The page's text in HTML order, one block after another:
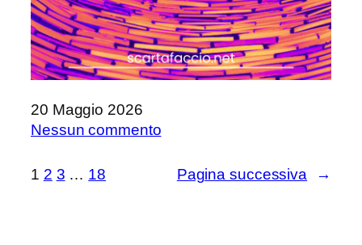
20 Maggio 2026
Nessun commentosu
2026
1 2 3 … 18 Pagina successiva →